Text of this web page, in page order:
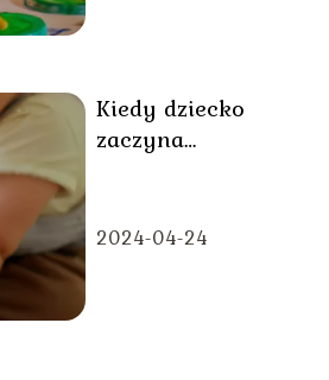
Kiedy dziecko
zaczyna
2024-04-24